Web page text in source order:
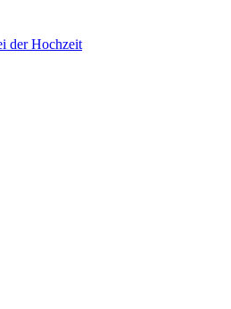
der Hochzeit